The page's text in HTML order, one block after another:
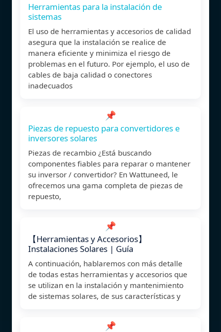
Herramientas para la instalación de
sistemas
El uso de herramientas y accesorios de calidad
asegura que la instalación se realice de
manera eficiente y minimiza el riesgo de
problemas en el futuro. Por ejemplo, el uso de
cables de baja calidad o conectores
inadecuados
📌
Piezas de repuesto para convertidores e
inversores solares
Piezas de recambio ¿Está buscando
componentes fiables para reparar o mantener
su inversor / convertidor? En Wattuneed, le
ofrecemos una gama completa de piezas de
repuesto,
📌
【Herramientas y Accesorios】
Instalaciones Solares | Guía
A continuación, hablaremos con más detalle
de todas estas herramientas y accesorios que
se utilizan en la instalación y mantenimiento
de sistemas solares, de sus características y
📌